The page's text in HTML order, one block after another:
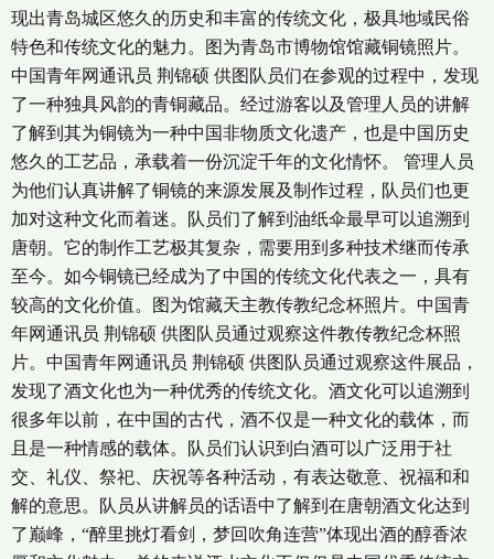
现出青岛城区悠久的历史和丰富的传统文化，极具地域民俗
特色和传统文化的魅力。图为青岛市博物馆馆藏铜镜照片。
中国青年网通讯员 荆锦硕 供图队员们在参观的过程中，发现
了一种独具风韵的青铜藏品。经过游客以及管理人员的讲解
了解到其为铜镜为一种中国非物质文化遗产，也是中国历史
悠久的工艺品，承载着一份沉淀千年的文化情怀。 管理人员
为他们认真讲解了铜镜的来源发展及制作过程，队员们也更
加对这种文化而着迷。队员们了解到油纸伞最早可以追溯到
唐朝。它的制作工艺极其复杂，需要用到多种技术继而传承
至今。如今铜镜已经成为了中国的传统文化代表之一，具有
较高的文化价值。图为馆藏天主教传教纪念杯照片。中国青
年网通讯员 荆锦硕 供图队员通过观察这件教传教纪念杯照
片。中国青年网通讯员 荆锦硕 供图队员通过观察这件展品，
发现了酒文化也为一种优秀的传统文化。酒文化可以追溯到
很多年以前，在中国的古代，酒不仅是一种文化的载体，而
且是一种情感的载体。队员们认识到白酒可以广泛用于社
交、礼仪、祭祀、庆祝等各种活动，有表达敬意、祝福和和
解的意思。队员从讲解员的话语中了解到在唐朝酒文化达到
了巅峰，“醉里挑灯看剑，梦回吹角连营”体现出酒的醇香浓